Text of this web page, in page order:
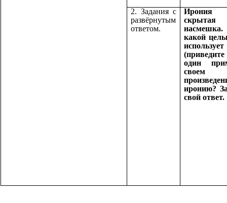
2. Задания с
развёрнутым
ответом.
скрытая
какой
использует
один
своем
иронию?
свой ответ.